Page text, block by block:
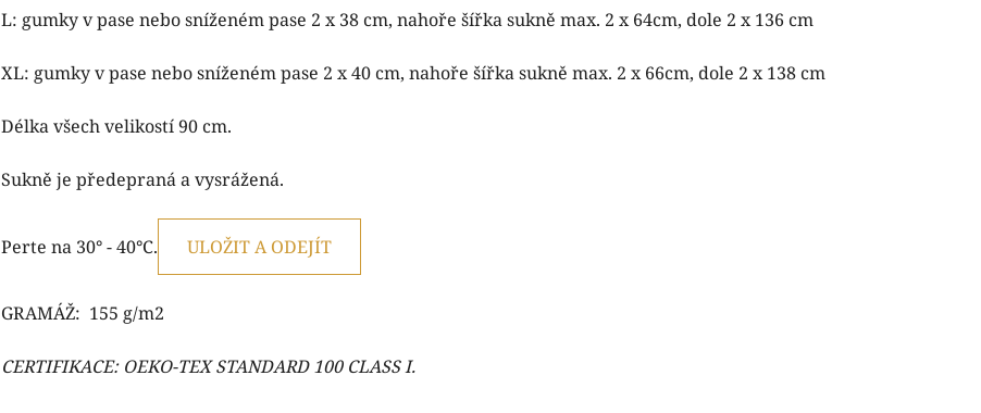
L: gumky v pase nebo sníženém pase 2 x 38 cm, nahoře šířka sukně max. 2 x 64cm, dole 2 x 136 cm
XL: gumky v pase nebo sníženém pase 2 x 40 cm, nahoře šířka sukně max. 2 x 66cm, dole 2 x 138 cm
Délka všech velikostí 90 cm.
Sukně je předepraná a vysrážená.
Perte na 30° - 40°C. ULOŽIT A ODEJÍT
GRAMÁŽ: 155 g/m2
CERTIFIKACE: OEKO-TEX STANDARD 100 CLASS I.